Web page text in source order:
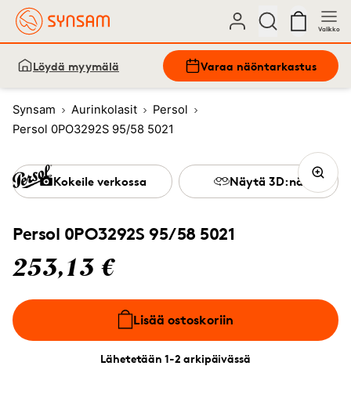
Valikko
Löydä myymälä Varaa näöntarkastus
Synsam Aurinkolasit
Persol
Persol 0PO3292S 95/58 5021
Persol 0PO3292S 95/58 5021
253,13 €
Lisää ostoskoriin
Lähetetään 1-2 arkipäivässä
Kokeile verkossa Näytä 3D:nä